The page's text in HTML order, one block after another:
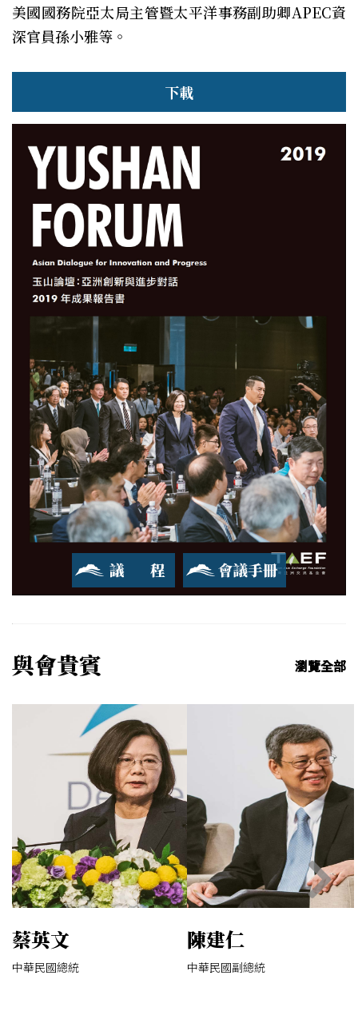
2019 玉山論壇
亞洲創新與進步對話
會議手冊 會議手冊
美國國務院亞太局主管暨太平洋事務副助卿APEC資
深官員孫小雅等。
下載
與會貴賓 瀏覽全部
蔡英文
中華民國總統
陳建仁
中華民國副總統